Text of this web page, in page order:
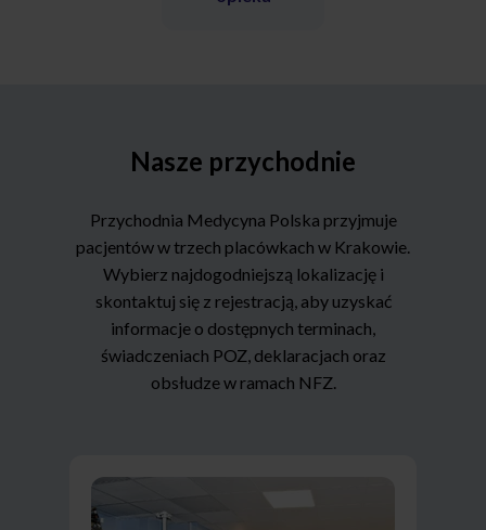
Nasze przychodnie
Przychodnia Medycyna Polska przyjmuje
pacjentów w trzech placówkach w Krakowie.
Wybierz najdogodniejszą lokalizację i
skontaktuj się z rejestracją, aby uzyskać
informacje o dostępnych terminach,
świadczeniach POZ, deklaracjach oraz
obsłudze w ramach NFZ.